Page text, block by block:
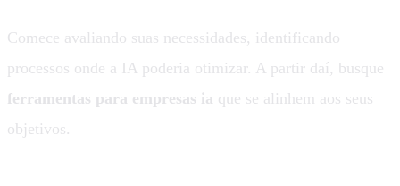
Comece avaliando suas necessidades, identificando
processos onde a IA poderia otimizar. A partir daí, busque
ferramentas para empresas ia que se alinhem aos seus
objetivos.